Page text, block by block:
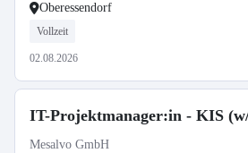
Oberessendorf
Vollzeit
02.08.2026
IT-Projektmanager:in - KIS
Mesalvo GmbH